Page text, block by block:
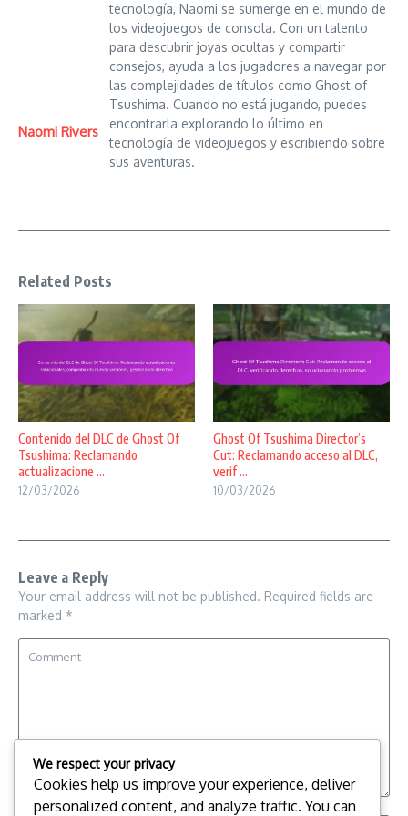
Naomi Rivers
tecnología, Naomi se sumerge en el mundo de
los videojuegos de consola. Con un talento
para descubrir joyas ocultas y compartir
consejos, ayuda a los jugadores a navegar por
las complejidades de títulos como Ghost of
Tsushima. Cuando no está jugando, puedes
encontrarla explorando lo último en
tecnología de videojuegos y escribiendo sobre
sus aventuras.
Related Posts
Contenido del DLC de Ghost Of
Tsushima: Reclamando
actualizacione ...
12/03/2026
Ghost Of Tsushima Director’s
Cut: Reclamando acceso al DLC,
verif ...
10/03/2026
Leave a Reply
Your email address will not be published. Required fields are
marked *
We respect your privacy
Cookies help us improve your experience, deliver
personalized content, and analyze traffic. You can